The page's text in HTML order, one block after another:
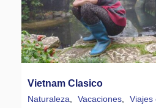
Vietnam Clasico
Naturaleza Vacaciones
Viajes